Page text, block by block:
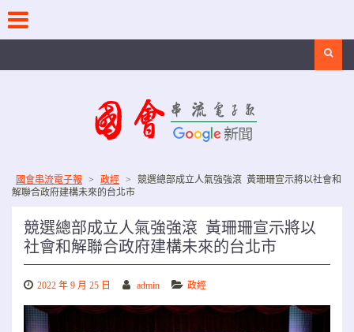
content
國會串流電子報 > 政經 >
競選總部成立人氣強強滾 黃珊珊宣示將以社會和
解聯合政府建構未來的台北市
競選總部成立人氣強強滾 黃珊珊宣示將以
社會和解聯合政府建構未來的台北市
2022 年 9 月 25 日 admin 政經